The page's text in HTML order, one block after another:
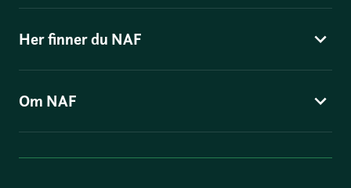
Her finner du NAF
Om NAF